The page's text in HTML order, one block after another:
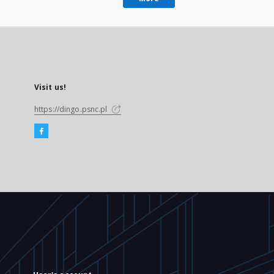
Visit us!
https://dingo.psnc.pl